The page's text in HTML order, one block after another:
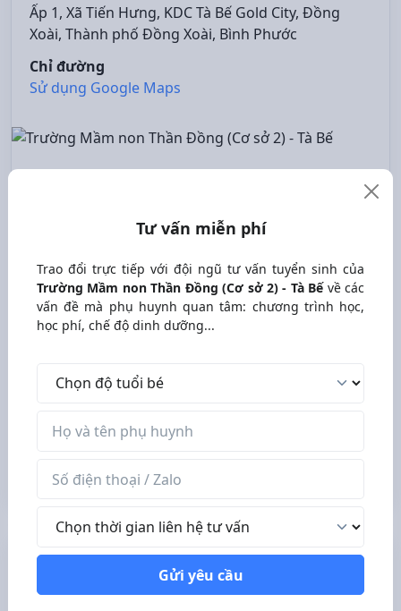
Ấp 1, Xã Tiến Hưng, KDC Tà Bế Gold City, Đồng
Xoài, Thành phố Đồng Xoài, Bình Phước
Chỉ đường
Sử dụng Google Maps
Nhóm review, tìm trường mầm non tốt
cho con
Tư vấn miễn phí
Trao đổi trực tiếp với đội ngũ tư vấn tuyển sinh của
Trường Mầm non Thần Đồng (Cơ sở 2) - Tà Bếvề các
vấn đề mà phụ huynh quan tâm: chương trình học,
học phí, chế độ dinh dưỡng...
Gửi yêu cầu